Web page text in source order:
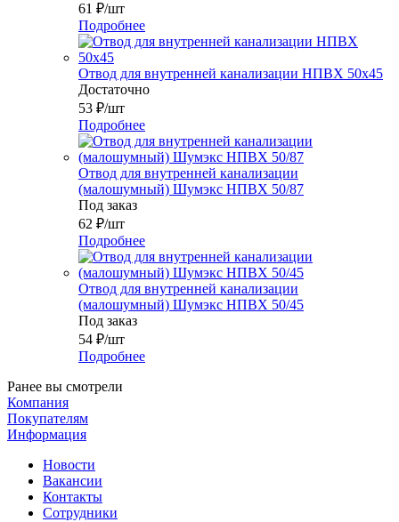
61 ₽/шт
Подробнее
Отвод для внутренней канализации НПВХ 50x45
Достаточно
53 ₽/шт
Подробнее
Отвод для внутренней канализации
(малошумный) Шумэкс НПВХ 50/87
Под заказ
62 ₽/шт
Подробнее
Отвод для внутренней канализации
(малошумный) Шумэкс НПВХ 50/45
Под заказ
54 ₽/шт
Подробнее
Ранее вы смотрели
Компания
Покупателям
Информация
Новости
Вакансии
Контакты
Сотрудники